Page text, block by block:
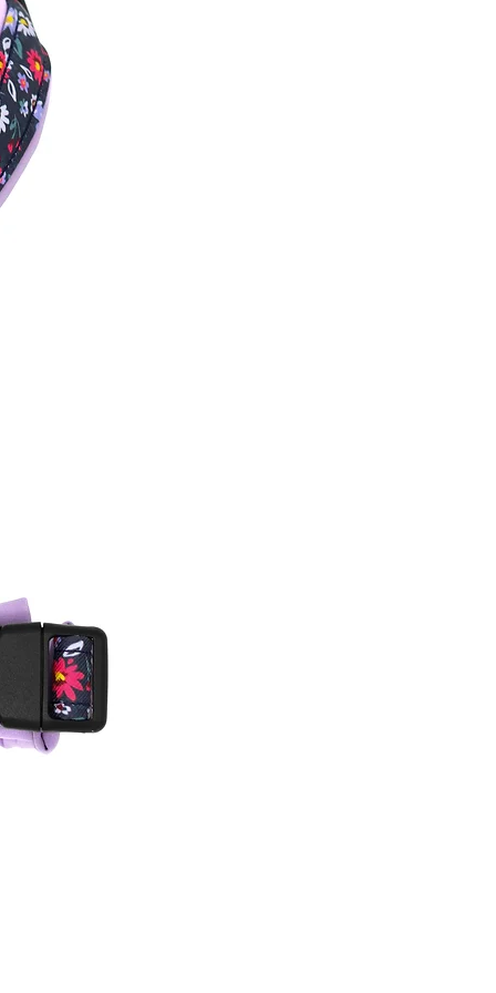
wurden speziell für die
Das sollte beim
oder Verwenden bedacht
vom Hersteller getestet und
außerhalb der Reichweite